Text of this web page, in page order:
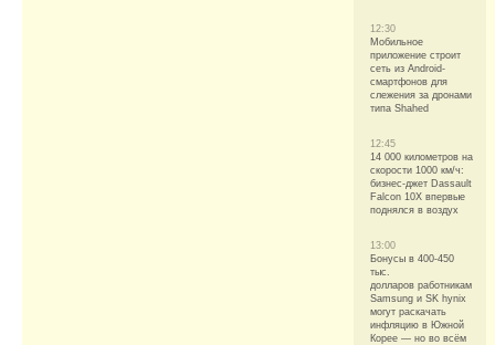
12:30
Мобильное
приложение строит
сеть из Android-
смартфонов для
слежения за дронами
типа Shahed
12:45
14 000 километров на
скорости 1000 км/ч:
бизнес-джет Dassault
Falcon 10X впервые
поднялся в воздух
13:00
Бонусы в 400-450
тыс.
долларов работникам
Samsung и SK hynix
могут раскачать
инфляцию в Южной
Корее — но во всём